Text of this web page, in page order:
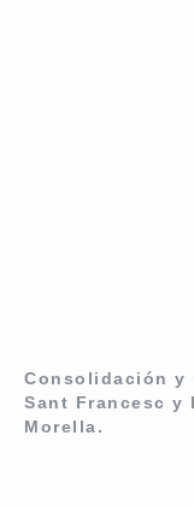
Consolidación y
Sant Francesc y
Morella.